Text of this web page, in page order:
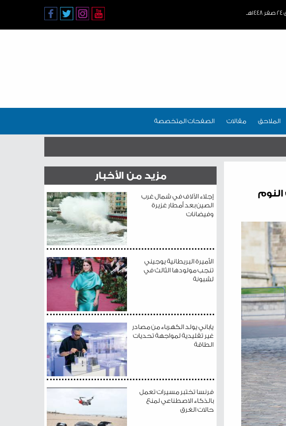
الملاحق مقالات الصفحات المتخصصة
مزيد من الأخبار
إجلاء الآلاف في شمال غرب
الصين بعد أمطار غزيرة
وفيضانات
الأميرة البريطانية يوجيني
تنجب مولودها الثالث في
لشبونة
ياباني يولد الكهرباء من مصادر
غير تقليدية لمواجهة تحديات
الطاقة
فرنسا تختبر مسيرات تعمل
بالذكاء الاصطناعي لمنع
حالات الغرق